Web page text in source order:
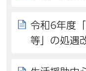
令和6年度
等」の処遇